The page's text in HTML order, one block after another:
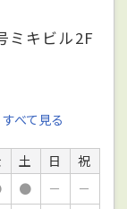
ミキビル2F
すべて見る
土 日
祝
● －
－